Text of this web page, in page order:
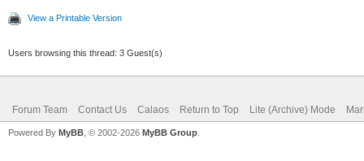
View a Printable Version
Users browsing this thread: 3 Guest(s)
Forum Team Contact Us Calaos Return to Top Lite (Archive) Mode
Powered By MyBB , © 2002-2026 MyBB Group